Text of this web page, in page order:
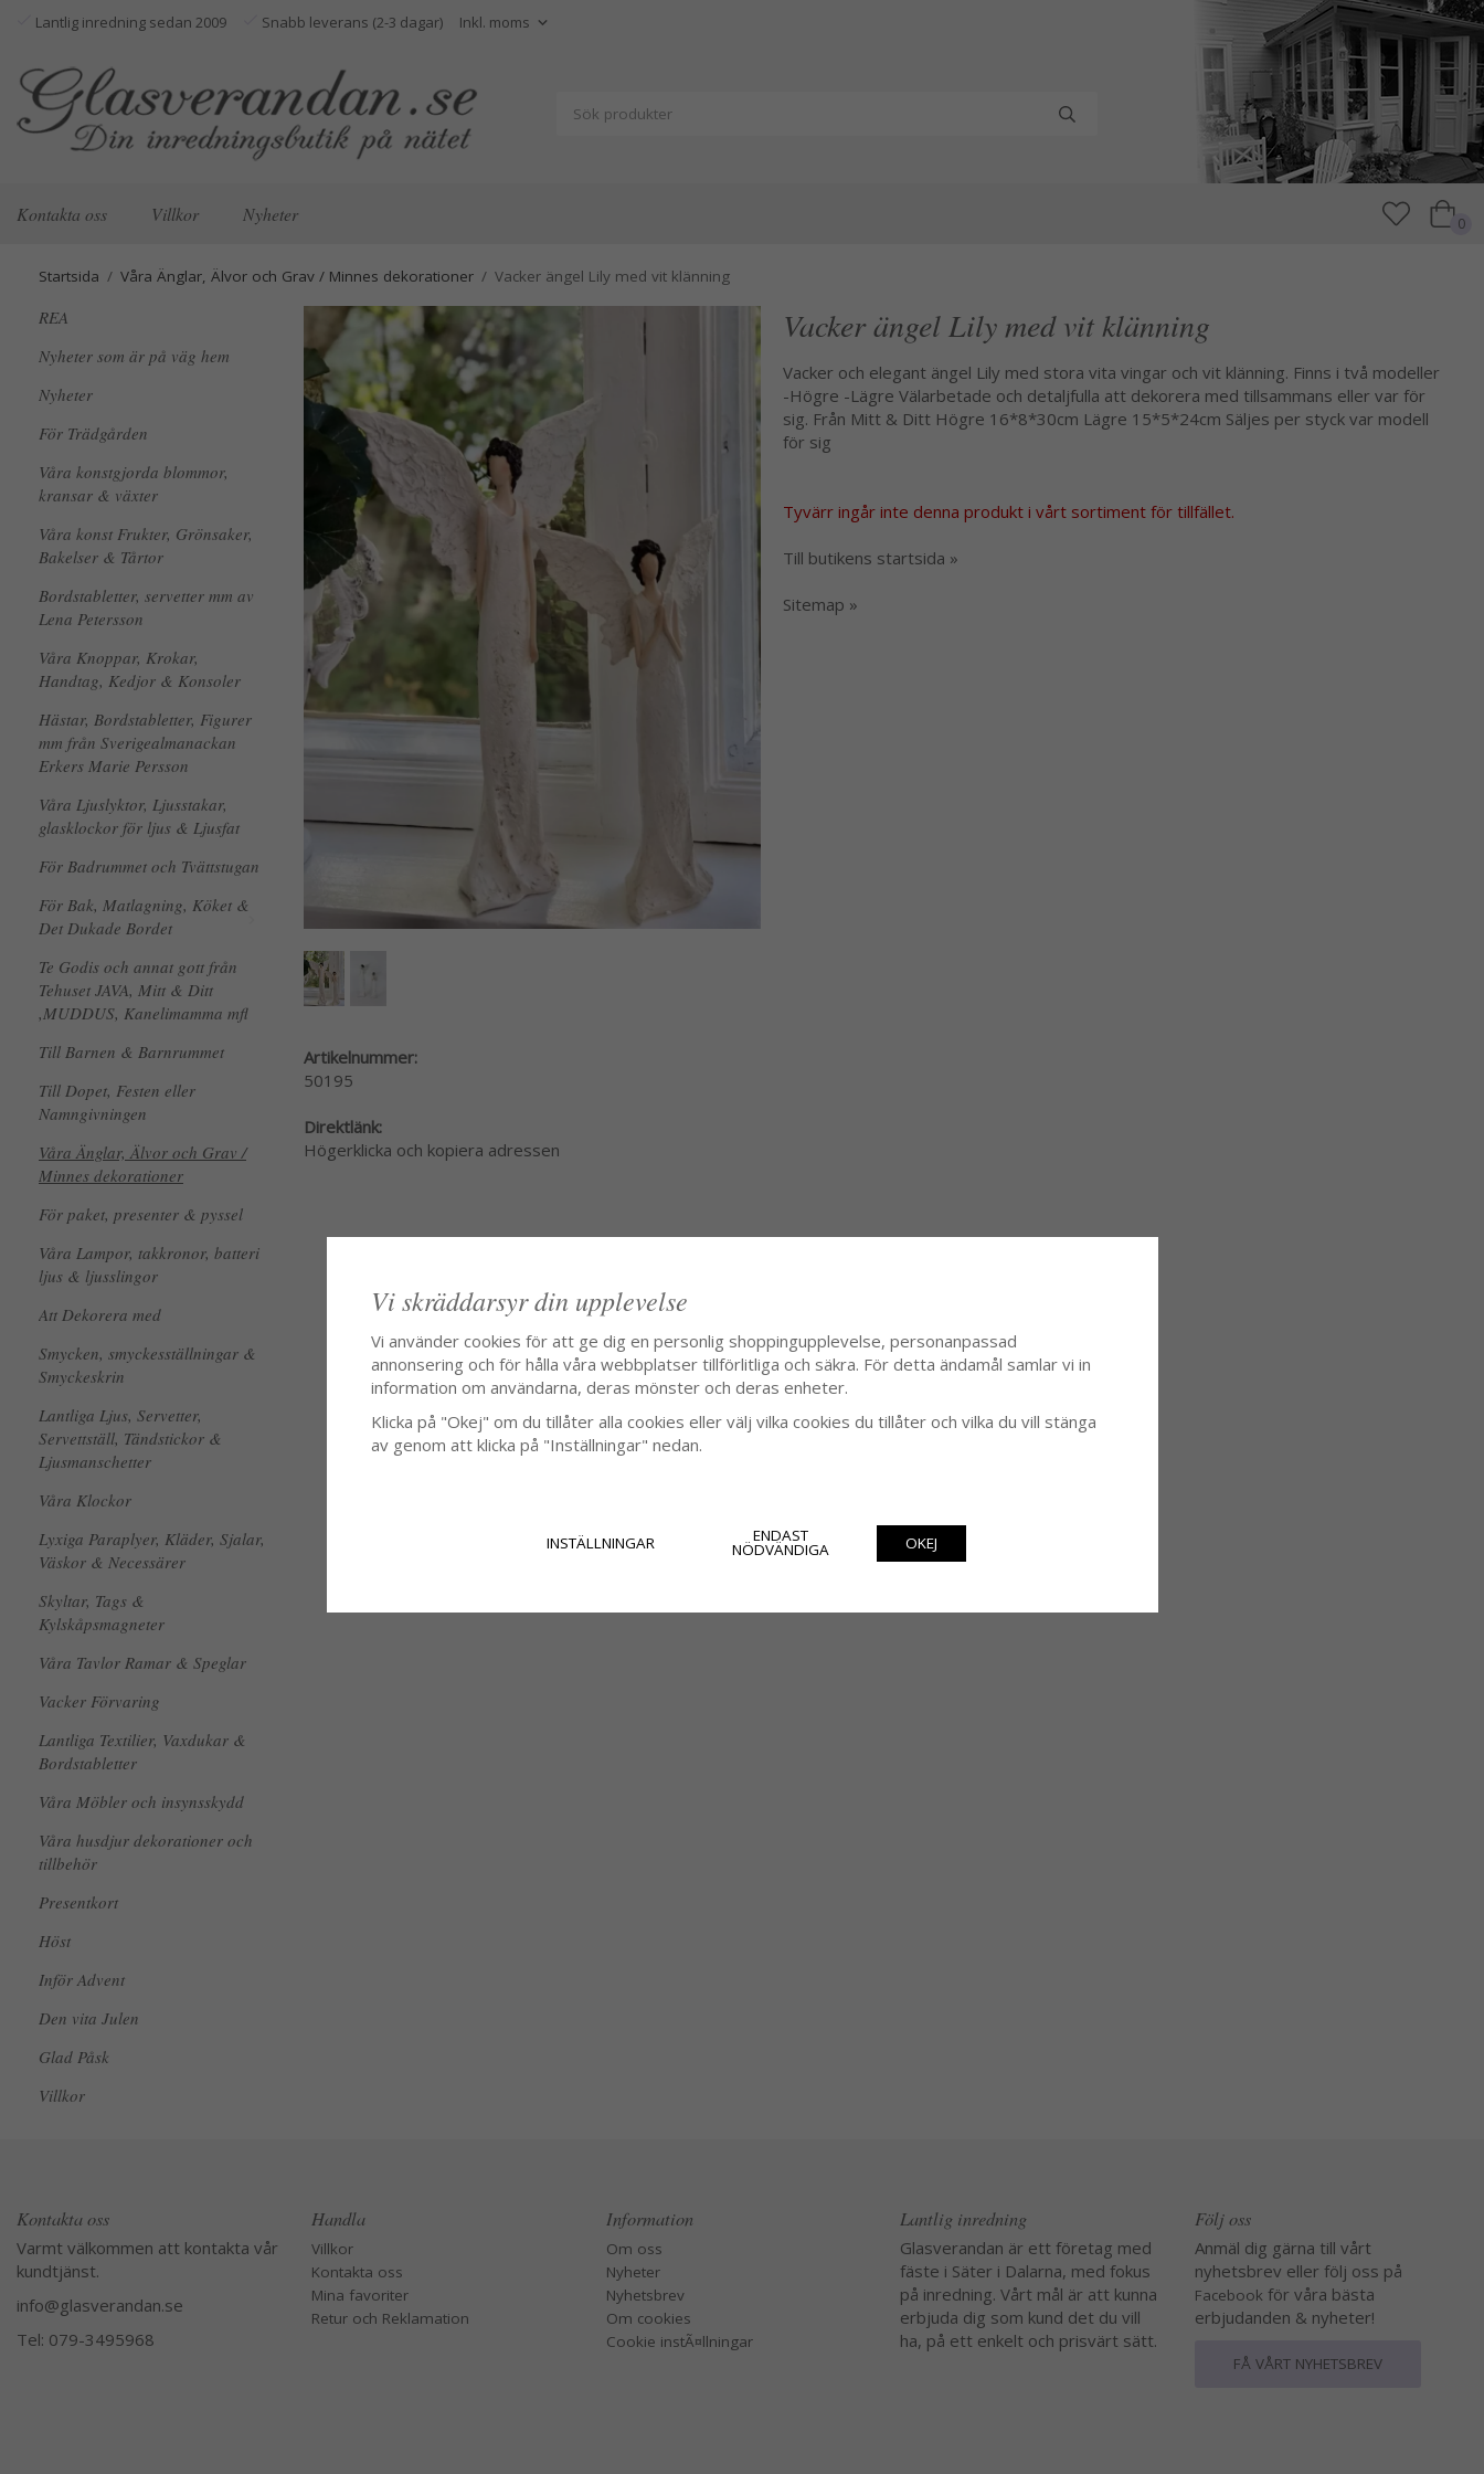
Lantlig inredning sedan 2009 Snabb leverans (2-3 dagar)
Kontakta oss Villkor Nyheter 0
Startsida / Våra Änglar, Älvor och Grav / Minnes dekorationer / Vacker ängel Lily med vit klänning
REA
Nyheter som är på väg hem
Nyheter
För Trädgården
Våra konstgjorda blommor,
kransar & växter
Våra konst Frukter, Grönsaker,
Bakelser & Tårtor
Bordstabletter, servetter mm av
Lena Petersson
Våra Knoppar, Krokar,
Handtag, Kedjor & Konsoler
Hästar, Bordstabletter, Figurer
mm från Sverigealmanackan
Erkers Marie Persson
Våra Ljuslyktor, Ljusstakar,
glasklockor för ljus & Ljusfat
För Badrummet och Tvättstugan
För Bak, Matlagning, Köket &
Det Dukade Bordet
Te Godis och annat gott från
Tehuset JAVA, Mitt & Ditt
,MUDDUS, Kanelimamma mfl
Till Barnen & Barnrummet
Till Dopet, Festen eller
Namngivningen
Våra Änglar, Älvor och Grav /
Minnes dekorationer
För paket, presenter & pyssel
Våra Lampor, takkronor, batteri
ljus & ljusslingor
Att Dekorera med
Smycken, smyckesställningar &
Smyckeskrin
Lantliga Ljus, Servetter,
Servettställ, Tändstickor &
Ljusmanschetter
Våra Klockor
Lyxiga Paraplyer, Kläder, Sjalar,
Väskor & Necessärer
Skyltar, Tags &
Kylskåpsmagneter
Våra Tavlor Ramar & Speglar
Vacker Förvaring
Lantliga Textilier, Vaxdukar &
Bordstabletter
Våra Möbler och insynsskydd
Våra husdjur dekorationer och
tillbehör
Presentkort
Höst
Inför Advent
Den vita Julen
Glad Påsk
Villkor
Vacker ängel Lily med vit klänning
Vacker och elegant ängel Lily med stora vita vingar och vit klänning. Finns i två modeller
-Högre -Lägre Välarbetade och detaljfulla att dekorera med tillsammans eller var för
sig. Från Mitt & Ditt Högre 16*8*30cm Lägre 15*5*24cm Säljes per styck var modell
för sig
Tyvärr ingår inte denna produkt i vårt sortiment för tillfället.
Till butikens startsida »
Sitemap »
Artikelnummer:
50195
Direktlänk:
Högerklicka och kopiera adressen
Kontakta oss
Varmt välkommen att kontakta vår
kundtjänst.
info@glasverandan.se
Tel: 079-3495968
Handla
Villkor
Kontakta oss
Mina favoriter
Retur och Reklamation
Information
Om oss
Nyheter
Nyhetsbrev
Om cookies
Cookie instÃ¤llningar
Lantlig inredning
Glasverandan är ett företag med
fäste i Säter i Dalarna, med fokus
på inredning. Vårt mål är att kunna
erbjuda dig som kund det du vill
ha, på ett enkelt och prisvärt sätt.
Följ oss
Anmäl dig gärna till vårt
nyhetsbrev eller följ oss på
Facebook för våra bästa
erbjudanden & nyheter!
FÅ VÅRT NYHETSBREV
Vi skräddarsyr din upplevelse
Vi använder cookies för att ge dig en personlig shoppingupplevelse, personanpassad
annonsering och för hålla våra webbplatser tillförlitliga och säkra. För detta ändamål samlar vi in
information om användarna, deras mönster och deras enheter.
Klicka på "Okej" om du tillåter alla cookies eller välj vilka cookies du tillåter och vilka du vill stänga
av genom att klicka på "Inställningar" nedan.
INSTÄLLNINGAR ENDAST
NÖDVÄNDIGA OKEJ